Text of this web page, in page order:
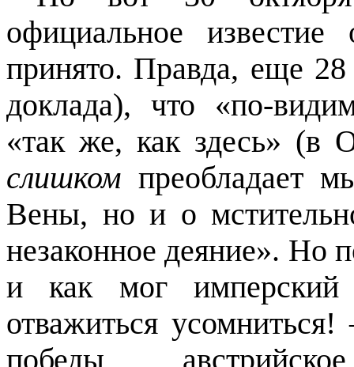
официальное
принято. Правда, еще 28
доклада), что «по-
«так же, как здесь» (в
слишкомпреобладает
Вены, но и о
незаконное деяние». Но
и как мог имперский
отважиться
победы